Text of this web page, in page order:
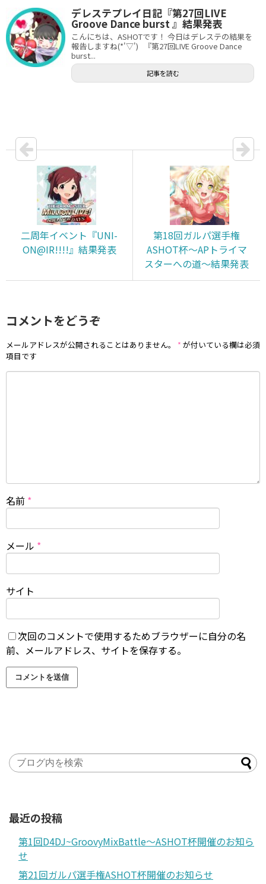
デレステプレイ日記『第27回LIVE
Groove Dance burst 』結果発表
こんにちは、ASHOTです！ 今日はデレステの結果を
報告しますね(*'▽') 『第27回LIVE Groove Dance
burst...
記事を読む
二周年イベント『UNI-
ON@IR!!!!』結果発表
第18回ガルパ選手権
ASHOT杯～APトライマ
スターへの道～結果発表
コメントをどうぞ
メールアドレスが公開されることはありません。 * が付いている欄は必須
項目です
名前 *
メール *
サイト
次回のコメントで使用するためブラウザーに自分の名
前、メールアドレス、サイトを保存する。
最近の投稿
第1回D4DJ~GroovyMixBattle～ASHOT杯開催のお知ら
せ
第21回ガルパ選手権ASHOT杯開催のお知らせ